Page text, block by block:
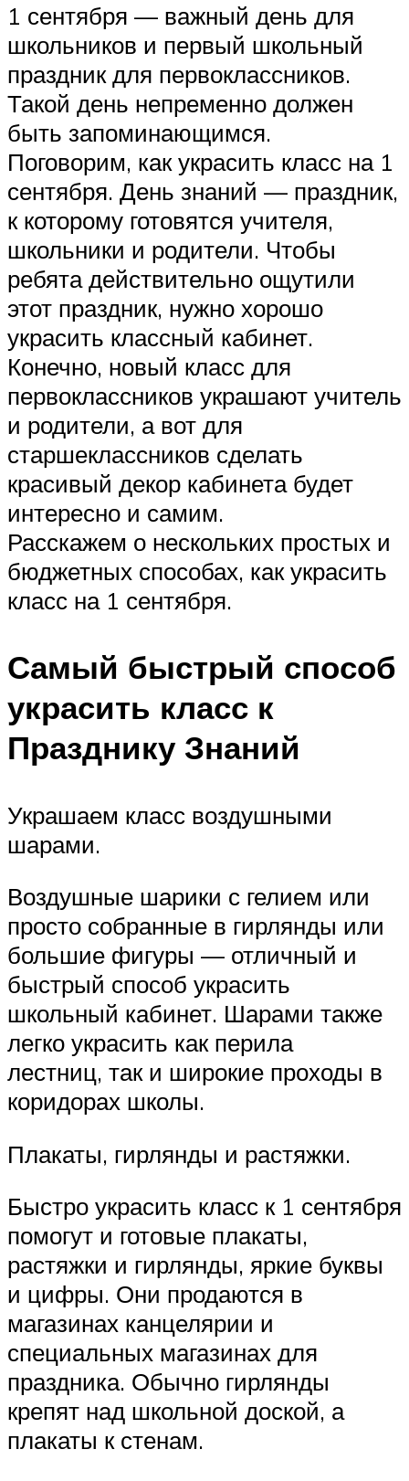
1 сентября — важный день для
школьников и первый школьный
праздник для первоклассников.
Такой день непременно должен
быть запоминающимся.
Поговорим, как украсить класс на 1
сентября. День знаний — праздник,
к которому готовятся учителя,
школьники и родители. Чтобы
ребята действительно ощутили
этот праздник, нужно хорошо
украсить классный кабинет.
Конечно, новый класс для
первоклассников украшают учитель
и родители, а вот для
старшеклассников сделать
красивый декор кабинета будет
интересно и самим.
Расскажем о нескольких простых и
бюджетных способах, как украсить
класс на 1 сентября.
Самый быстрый способ
украсить класс к
Празднику Знаний
Украшаем класс воздушными
шарами.
Воздушные шарики с гелием или
просто собранные в гирлянды или
большие фигуры — отличный и
быстрый способ украсить
школьный кабинет. Шарами также
легко украсить как перила
лестниц, так и широкие проходы в
коридорах школы.
Плакаты, гирлянды и растяжки.
Быстро украсить класс к 1 сентября
помогут и готовые плакаты,
растяжки и гирлянды, яркие буквы
и цифры. Они продаются в
магазинах канцелярии и
специальных магазинах для
праздника. Обычно гирлянды
крепят над школьной доской, а
плакаты к стенам.